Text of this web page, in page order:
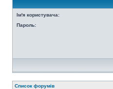
Ім'я користувача:
Пароль:
Список форумів